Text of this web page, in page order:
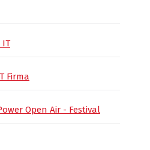
IT
Firma
Open Air - Festival